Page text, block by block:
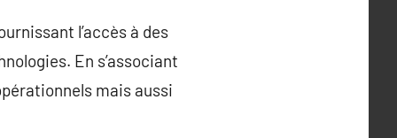
l’accès à des
En s’associant
mais aussi